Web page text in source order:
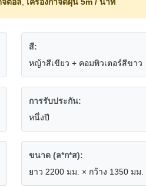
สี:
หญ้าสีเขียว + คอมพิวเตอร์สีขาว
การรับประกัน:
หนึ่งปี
ขนาด (ล*ก*ส):
ยาว 2200 มม. × กว้าง 1350 มม.